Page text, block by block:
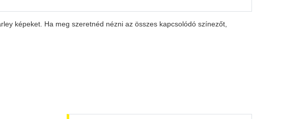
képeket. Ha meg szeretnéd nézni az összes kapcsolódó színezőt,